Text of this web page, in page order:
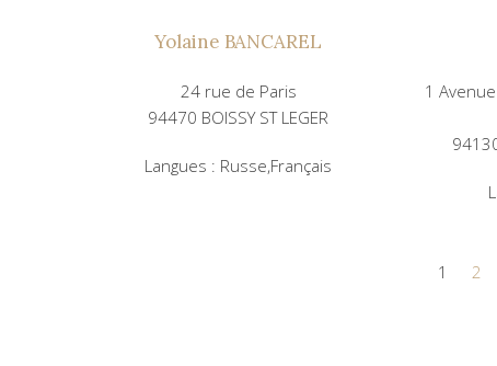
Yolaine BANCAREL
24 rue de Paris
94470 BOISSY ST LEGER
Langues : Russe,Français
1
1 2